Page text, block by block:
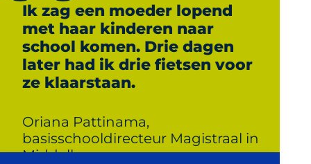
Ik zag een moeder lopend
met haar kinderen naar
school komen. Drie dagen
later had ik drie fietsen voor
ze klaarstaan.
Oriana Pattinama,
basisschooldirecteur Magistraal in
Middelburg